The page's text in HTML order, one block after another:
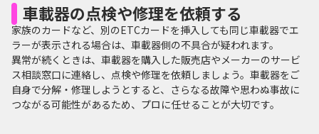
車載器の点検や修理を依頼する
家族のカードなど、別のETCカードを挿入しても同じ車載器でエ
ラーが表示される場合は、車載器側の不具合が疑われます。
異常が続くときは、車載器を購入した販売店やメーカーのサービ
ス相談窓口に連絡し、点検や修理を依頼しましょう。車載器をご
自身で分解・修理しようとすると、さらなる故障や思わぬ事故に
つながる可能性があるため、プロに任せることが大切です。